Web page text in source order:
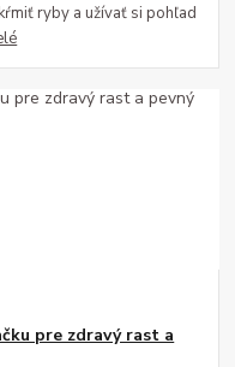
ryby a užívať si pohľad
pre zdravý rast a